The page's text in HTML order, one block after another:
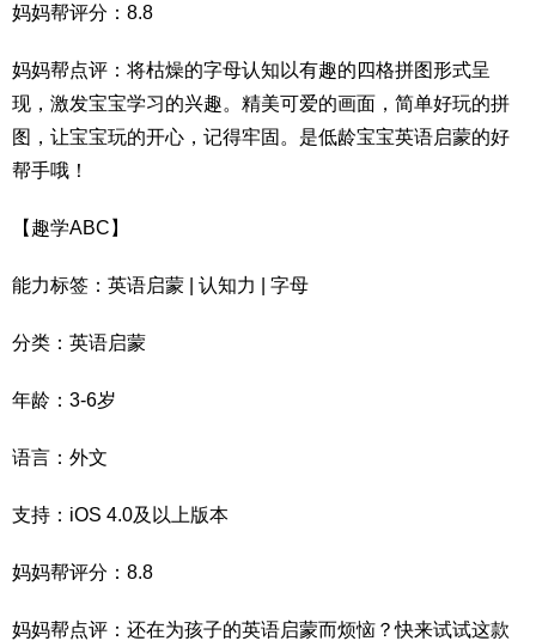
妈妈帮评分：8.8
妈妈帮点评：将枯燥的字母认知以有趣的四格拼图形式呈
现，激发宝宝学习的兴趣。精美可爱的画面，简单好玩的拼
图，让宝宝玩的开心，记得牢固。是低龄宝宝英语启蒙的好
帮手哦！
【趣学ABC】
能力标签：英语启蒙 | 认知力 | 字母
分类：英语启蒙
年龄：3-6岁
语言：外文
支持：iOS 4.0及以上版本
妈妈帮评分：8.8
妈妈帮点评：还在为孩子的英语启蒙而烦恼？快来试试这款